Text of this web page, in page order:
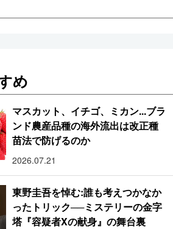
め
マスカット、イチゴ、ミカン...ブラ
ンド農産品種の海外流出は改正種
苗法で防げるのか
2026.07.21
東野圭吾を悼む:誰も考えつかなか
ったトリック──ミステリーの金字
塔『容疑者Xの献身』の舞台裏